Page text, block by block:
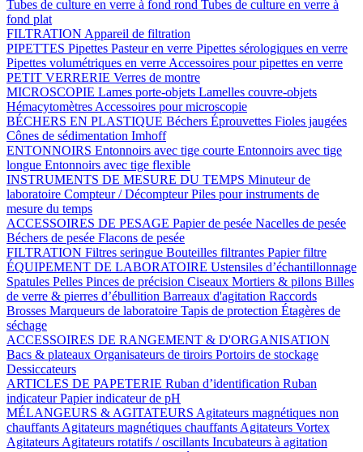
Tubes de culture en verre à fond rond Tubes de culture en verre à
fond plat
FILTRATION Appareil de filtration
PIPETTES Pipettes Pasteur en verre Pipettes sérologiques en verre
Pipettes volumétriques en verre Accessoires pour pipettes en verre
PETIT VERRERIE Verres de montre
MICROSCOPIE Lames porte-objets Lamelles couvre-objets
Hémacytomètres Accessoires pour microscopie
BÉCHERS EN PLASTIQUE Béchers Éprouvettes Fioles jaugées
Cônes de sédimentation Imhoff
ENTONNOIRS Entonnoirs avec tige courte Entonnoirs avec tige
longue Entonnoirs avec tige flexible
INSTRUMENTS DE MESURE DU TEMPS Minuteur de
laboratoire Compteur / DécompteurPiles pour instruments de
mesure du temps
ACCESSOIRES DE PESAGE Papier de pesée Nacelles de pesée
Béchers de pesée Flacons de pesée
FILTRATION Filtres seringue Bouteilles filtrantes Papier filtre
ÉQUIPEMENT DE LABORATOIRE Ustensiles d’échantillonnage
Spatules Pelles Pinces de précision Ciseaux Mortiers & pilons Billes
de verre & pierres d’ébullition Barreaux d'agitation Raccords
Brosses Marqueurs de laboratoire Tapis de protection Étagères de
séchage
ACCESSOIRES DE RANGEMENT & D'ORGANISATION
Bacs & plateaux Organisateurs de tiroirs Portoirs de stockage
Dessiccateurs
ARTICLES DE PAPETERIE Ruban d’identification Ruban
indicateurPapier indicateur de pH
MÉLANGEURS & AGITATEURS Agitateurs magnétiques non
chauffants Agitateurs magnétiques chauffants Agitateurs Vortex
Agitateurs Agitateurs rotatifs / oscillants Incubateurs à agitation